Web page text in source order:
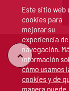
Este sitio web
cookies para
mejorar su
experiencia de
navegación.
información
cómo usamos
cookies y de
manera puede
"Volver
arriba"